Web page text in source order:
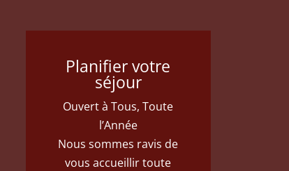
Planifier votre
séjour
Ouvert à Tous, Toute
l’Année
Nous sommes ravis de
vous accueillir toute